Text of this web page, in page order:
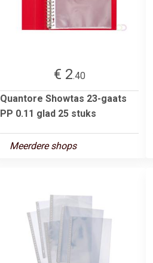
€ 2.40
Quantore Showtas 23-gaats
PP 0.11 glad 25 stuks
Meerdere shops